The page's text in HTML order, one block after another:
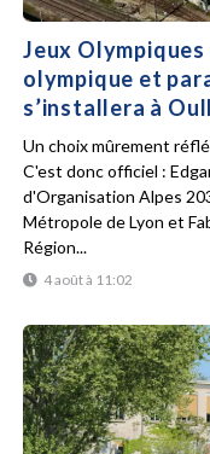
Jeux Olympiques
olympique et
s’installera à
4 août à 11:02
Un choix mûrement
C'est donc officiel :
d'Organisation Alpes
Métropole de Lyon et
Région...